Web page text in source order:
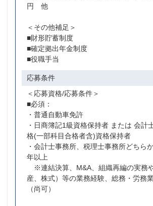
円 他
＜その他補足＞
■財形貯蓄制度
■確定拠出年金制度
■役職手当
応募条件
＜応募資格/応募条件＞
■必須：
・普通自動車免許
・日商簿記1級資格保持者 または 会計
格(一部科目合格者含)資格保持者
・会計士事務所、税理士事務所どちら
年以上
※連結決算、M&A、組織再編の実務
産、株式）等の業務経験、総務・労務
（尚可）